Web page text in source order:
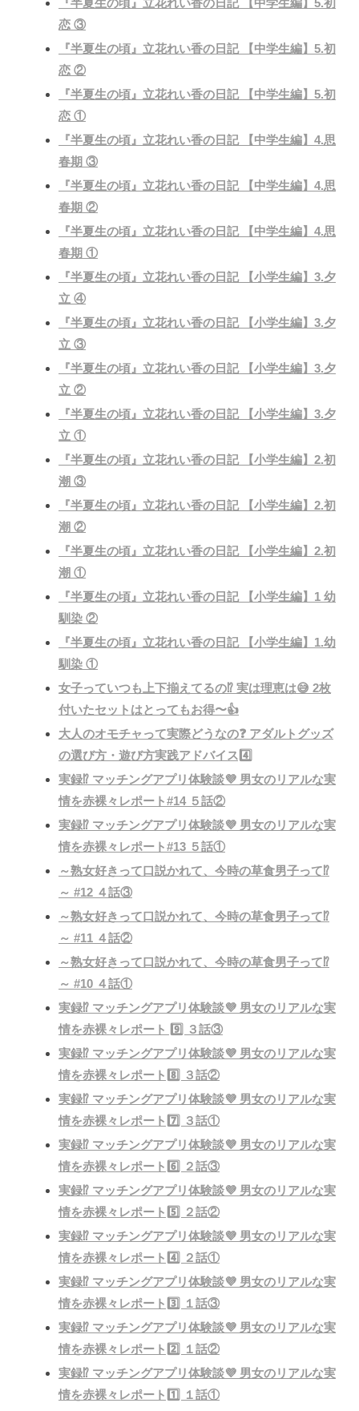
『半夏生の頃』立花れい香の日記 【中学生編】5.初
恋 ③
『半夏生の頃』立花れい香の日記 【中学生編】5.初
恋 ②
『半夏生の頃』立花れい香の日記 【中学生編】5.初
恋 ①
『半夏生の頃』立花れい香の日記 【中学生編】4.思
春期 ③
『半夏生の頃』立花れい香の日記 【中学生編】4.思
春期 ②
『半夏生の頃』立花れい香の日記 【中学生編】4.思
春期 ①
『半夏生の頃』立花れい香の日記 【小学生編】3.夕
立 ④
『半夏生の頃』立花れい香の日記 【小学生編】3.夕
立 ③
『半夏生の頃』立花れい香の日記 【小学生編】3.夕
立 ②
『半夏生の頃』立花れい香の日記 【小学生編】3.夕
立 ①
『半夏生の頃』立花れい香の日記 【小学生編】2.初
潮 ③
『半夏生の頃』立花れい香の日記 【小学生編】2.初
潮 ②
『半夏生の頃』立花れい香の日記 【小学生編】2.初
潮 ①
『半夏生の頃』立花れい香の日記 【小学生編】1 幼
馴染 ②
『半夏生の頃』立花れい香の日記 【小学生編】1.幼
馴染 ①
女子っていつも上下揃えてるの⁉️ 実は理恵は😅 2枚
付いたセットはとってもお得〜👍
大人のオモチャって実際どうなの❓ アダルトグッズ
の選び方・遊び方実践アドバイス4️⃣
実録⁉️ マッチングアプリ体験談💜 男女のリアルな実
情を赤裸々レポート#14 ５話②
実録⁉️ マッチングアプリ体験談💜 男女のリアルな実
情を赤裸々レポート#13 ５話①
～熟女好きって口説かれて、今時の草食男子って⁉️
～ #12 ４話③
～熟女好きって口説かれて、今時の草食男子って⁉️
～ #11 ４話②
～熟女好きって口説かれて、今時の草食男子って⁉️
～ #10 ４話①
実録⁉️ マッチングアプリ体験談💜 男女のリアルな実
情を赤裸々レポート 9️⃣ ３話③
実録⁉️ マッチングアプリ体験談💜 男女のリアルな実
情を赤裸々レポート8️⃣ ３話②
実録⁉️ マッチングアプリ体験談💜 男女のリアルな実
情を赤裸々レポート7️⃣ ３話①
実録⁉️ マッチングアプリ体験談💜 男女のリアルな実
情を赤裸々レポート6️⃣ ２話③
実録⁉️ マッチングアプリ体験談💜 男女のリアルな実
情を赤裸々レポート5️⃣ ２話②
実録⁉️ マッチングアプリ体験談💜 男女のリアルな実
情を赤裸々レポート4️⃣ ２話①
実録⁉️ マッチングアプリ体験談💜 男女のリアルな実
情を赤裸々レポート3️⃣ １話③
実録⁉️ マッチングアプリ体験談💜 男女のリアルな実
情を赤裸々レポート2️⃣ １話②
実録⁉️ マッチングアプリ体験談💜 男女のリアルな実
情を赤裸々レポート1️⃣ １話①